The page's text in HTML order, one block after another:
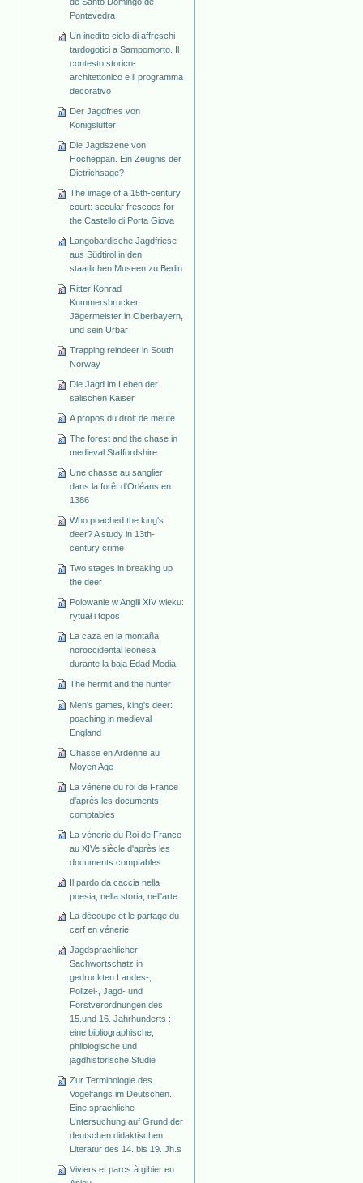
Pontevedra
Un inedíto ciclo di affreschi
tardogotici a Sampomorto. Il
contesto storico-
architettonico e il programma
decorativo
Der Jagdfries von
Königslutter
Die Jagdszene von
Hocheppan. Ein Zeugnis der
Dietrichsage?
The image of a 15th-century
court: secular frescoes for
the Castello di Porta Giova
Langobardische Jagdfriese
aus Südtirol in den
staatlichen Museen zu Berlin
Ritter Konrad
Kummersbrucker,
Jägermeister in Oberbayern,
und sein Urbar
Trapping reindeer in South
Norway
Die Jagd im Leben der
salischen Kaiser
A propos du droit de meute
The forest and the chase in
medieval Staffordshire
Une chasse au sanglier
dans la forêt d'Orléans en
1386
Who poached the king's
deer? A study in 13th-
century crime
Two stages in breaking up
the deer
Polowanie w Anglii XIV wieku:
rytuał i topos
La caza en la montaña
noroccidental leonesa
durante la baja Edad Media
The hermit and the hunter
Men's games, king's deer:
poaching in medieval
England
Chasse en Ardenne au
Moyen Age
La vénerie du roi de France
d'après les documents
comptables
La vénerie du Roi de France
au XIVe siècle d'après les
documents comptables
Il pardo da caccia nella
poesia, nella storia, nell'arte
La découpe et le partage du
cerf en vénerie
Jagdsprachlicher
Sachwortschatz in
gedruckten Landes-,
Polizei-, Jagd- und
Forstverordnungen des
15.und 16. Jahrhunderts :
eine bibliographische,
philologische und
jagdhistorische Studie
Zur Terminologie des
Vogelfangs im Deutschen.
Eine sprachliche
Untersuchung auf Grund der
deutschen didaktischen
Literatur des 14. bis 19. Jh.s
Viviers et parcs à gibier en